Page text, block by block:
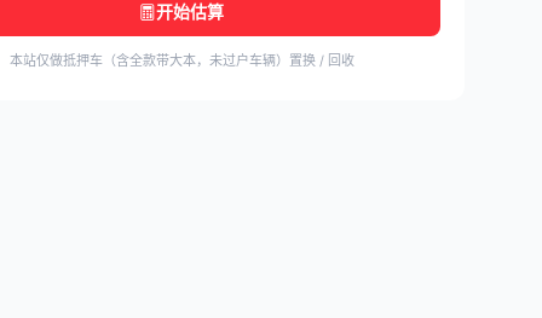
开始估算
本站仅做抵押车（含全款带大本，未过户车辆）置换 / 回收